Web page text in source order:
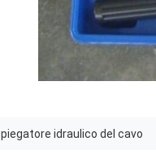
piegatore idraulico del cavo